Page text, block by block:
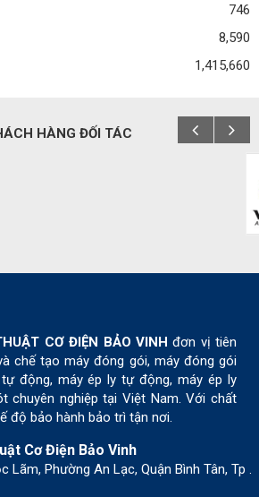
746
8,590
1,415,660
HÀNG ĐỐI TÁC
CƠ ĐIỆN BẢO VINH đơn vị tiên
chế tạo máy đóng gói, máy đóng gói
động, máy ép ly tự động, máy ép ly
chuyên nghiệp tại Việt Nam. Với chất
độ bảo hành bảo trì tận nơi.
Cơ Điện Bảo Vinh
Lãm, Phường An Lạc, Quận Bình Tân, Tp .